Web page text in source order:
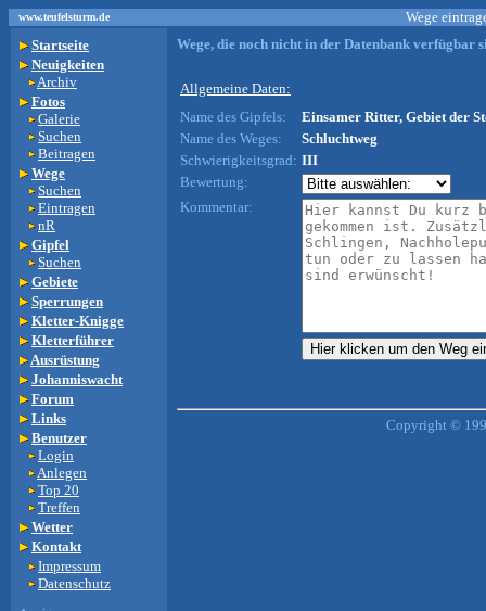
www.teufelsturm.de
Wege
Startseite
Neuigkeiten
Archiv
Fotos
Galerie
Suchen
Beitragen
Wege
Suchen
Eintragen
nR
Gipfel
Suchen
Gebiete
Sperrungen
Kletter-Knigge
Kletterführer
Ausrüstung
Johanniswacht
Forum
Links
Benutzer
Login
Anlegen
Top 20
Treffen
Wetter
Kontakt
Impressum
Datenschutz
Wege, die noch nicht in der Datenbank verfügbar
Allgemeine Daten:
Name des Gipfels:
Einsamer Ritter, Gebiet der
Name des Weges:
Schluchtweg
Schwierigkeitsgrad: III
Bewertung:
Kommentar:
Copyright ©